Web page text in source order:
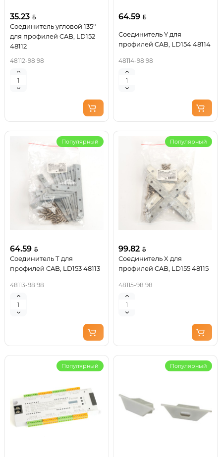
35.23
Соединитель угловой 135°
для профилей CAB, LD152
48112
48112-98 98
64.59
Соединитель Y для
профилей CAB, LD154 48114
48114-98 98
Популярный
64.59
Соединитель Т для
профилей CAB, LD153 48113
48113-98 98
Популярный
99.82
Соединитель X для
профилей CAB, LD155 48115
48115-98 98
Популярный Популярный